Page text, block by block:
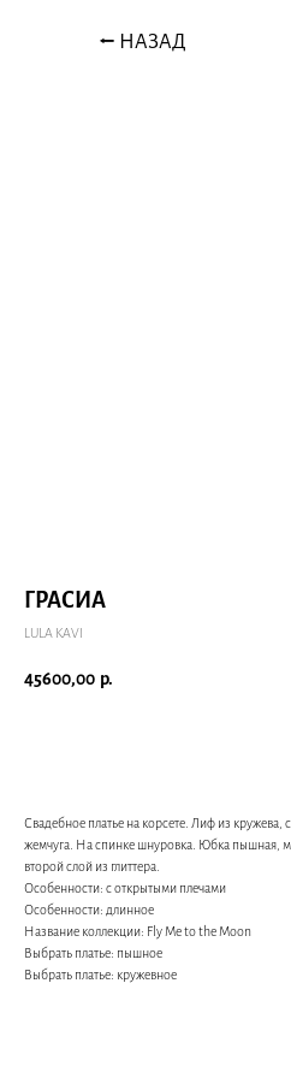
⭠ НАЗАД
ГРАСИА
LULA KAVI
45600,00 р.
Свадебное платье на корсете. Лиф из
жемчуга. На спинке шнуровка. Юбка пышная,
второй слой из глиттера.
Особенности: с открытыми плечами
Особенности: длинное
Название коллекции: Fly Me to the Moon
Выбрать платье: пышное
Выбрать платье: кружевное